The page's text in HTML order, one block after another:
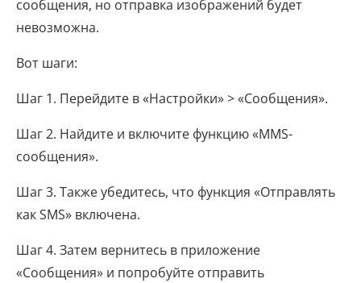
сообщения, но отправка изображений будет
невозможна.
Вот шаги:
Шаг 1. Перейдите в «Настройки» > «Сообщения».
Шаг 2. Найдите и включите функцию «MMS-
сообщения».
Шаг 3. Также убедитесь, что функция «Отправлять
как SMS» включена.
Шаг 4. Затем вернитесь в приложение
«Сообщения» и попробуйте отправить